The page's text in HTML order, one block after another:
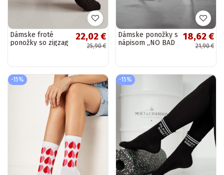
Dámske froté
ponožky so zigzag
22,02 €
25,90 €
Dámske ponožky s
nápisom „NO BAD
18,62 €
21,90 €
-15% -15%